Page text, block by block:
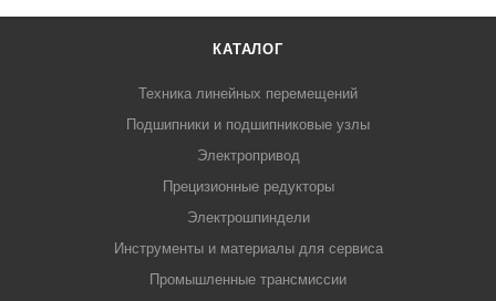
КАТАЛОГ
Техника линейных перемещений
Подшипники и подшипниковые узлы
Электропривод
Прецизионные редукторы
Электрошпиндели
Инструменты и материалы для сервиса
Промышленные трансмиссии